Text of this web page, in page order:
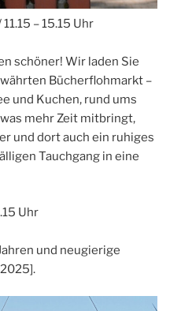
– 15.15 Uhr
schöner! Wir laden Sie
Bücherflohmarkt –
und Kuchen, rund ums
mehr Zeit mitbringt,
und dort auch ein ruhiges
Tauchgang in eine
Uhr
und neugierige